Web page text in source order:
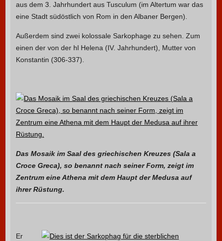
aus dem 3. Jahrhundert aus Tusculum (im Altertum war das
eine Stadt südöstlich von Rom in den Albaner Bergen).
Außerdem sind zwei kolossale Sarkophage zu sehen. Zum
einen der von der hl Helena (IV. Jahrhundert), Mutter von
Konstantin (306-337).
Das Mosaik im Saal des griechischen Kreuzes (Sala a
Croce Greca), so benannt nach seiner Form, zeigt im
Zentrum eine Athena mit dem Haupt der Medusa auf
ihrer Rüstung.
Er